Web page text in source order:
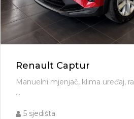
Renault Captur
Manuelni mjenjač, klima uređaj,
...
5 sjedišta